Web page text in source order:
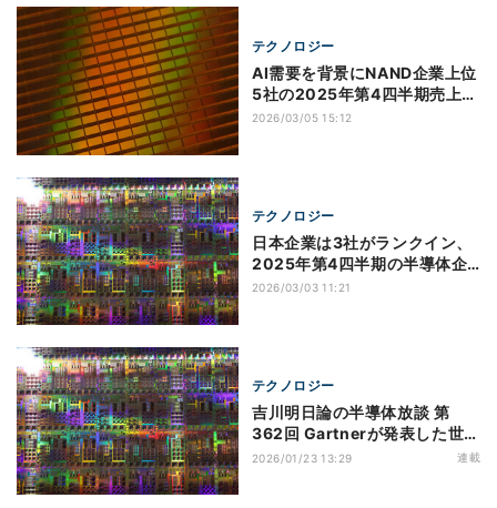
テクノロジー
AI需要を背景にNAND企業上位
5社の2025年第4四半期売上高
合計額は前四半期比24％増、
2026/03/05 15:12
テクノロジー
日本企業は3社がランクイン、
2025年第4四半期の半導体企
業売上高ランキングトップ
2026/03/03 11:21
テクノロジー
吉川明日論の半導体放談 第
362回 Gartnerが発表した世界
半導体企業売上高ランキングに
2026/01/23 13:29 連載